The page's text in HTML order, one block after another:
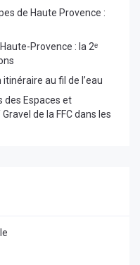
de Haute Provence :
Provence : la 2ᵉ
au fil de l’eau
des Espaces et
de la FFC dans les